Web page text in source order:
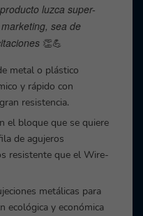
luzca super-
sea de
👏💪
metal o plástico
y rápido con
resistencia.
el bloque que se quiere
de agujeros
resistente que el Wire-
metálicas para
ecológica y económica